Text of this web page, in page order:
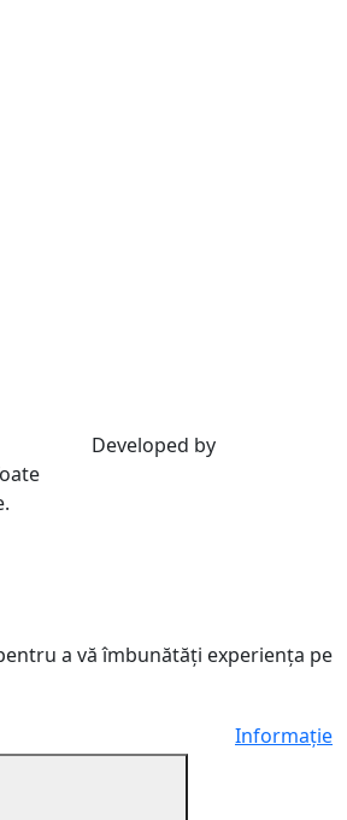
Developed by
a vă îmbunătăți experiența pe
Informație